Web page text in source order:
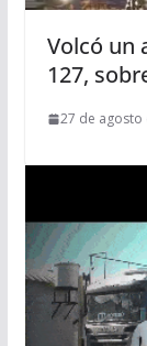
Volcó un
127,
27 de agosto